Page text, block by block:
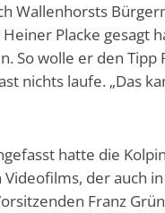
Wallenhorsts
Placke gesagt
So wolle er den Tipp
nichts laufe. „Das
hatte die
der auch
Franz